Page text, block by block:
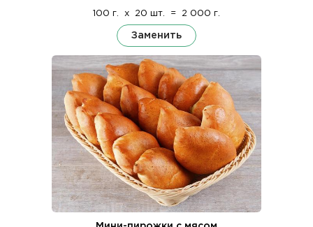
100 г. x 20 шт. = 2 000 г.
Заменить